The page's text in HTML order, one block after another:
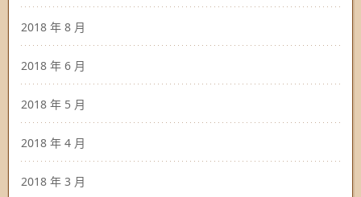
2018 年 8 月
2018 年 6 月
2018 年 5 月
2018 年 4 月
2018 年 3 月